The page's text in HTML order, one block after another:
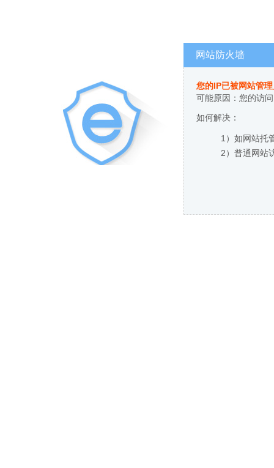
网站防火墙
您的IP已被网站管
可能原因：您的访
如何解决：
1）如网站托
2）普通网站